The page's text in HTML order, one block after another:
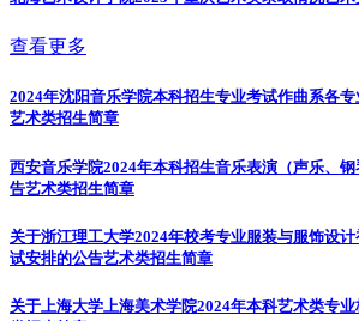
查看更多
2024年沈阳音乐学院本科招生专业考试作曲系各
艺术类招生简章
西安音乐学院2024年本科招生音乐表演（声乐、
告艺术类招生简章
关于浙江理工大学2024年校考专业服装与服饰设
试安排的公告艺术类招生简章
关于上海大学上海美术学院2024年本科艺术类专